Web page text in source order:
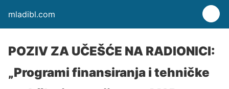
mladibl.com
POZIV ZA UČEŠĆE NA RADIONICI:
„Programi finansiranja i tehničke